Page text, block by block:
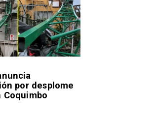
por desplome
Coquimbo